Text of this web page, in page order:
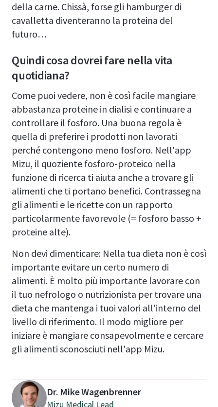
della carne. Chissà, forse gli hamburger di
cavalletta diventeranno la proteina del
futuro…
Quindi cosa dovrei fare nella vita
quotidiana?
Come puoi vedere, non è così facile mangiare
abbastanza proteine in dialisi e continuare a
controllare il fosforo. Una buona regola è
quella di preferire i prodotti non lavorati
perché contengono meno fosforo. Nell'app
Mizu, il quoziente fosforo-proteico nella
funzione di ricerca ti aiuta anche a trovare gli
alimenti che ti portano benefici. Contrassegna
gli alimenti e le ricette con un rapporto
particolarmente favorevole (= fosforo basso +
proteine alte).
Non devi dimenticare: Nella tua dieta non è così
importante evitare un certo numero di
alimenti. È molto più importante lavorare con
il tuo nefrologo o nutrizionista per trovare una
dieta che mantenga i tuoi valori all'interno del
livello di riferimento. Il modo migliore per
iniziare è mangiare consapevolmente e cercare
gli alimenti sconosciuti nell'app Mizu.
Dr. Mike Wagenbrenner
Mizu Medical Lead